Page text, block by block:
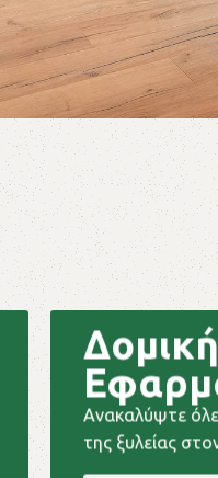
Δομική
Ανακαλύψτε
της ξυλείας